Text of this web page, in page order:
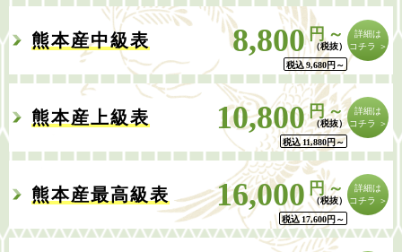
熊本産中級表 8,800 円～
税込9,680円 ～
詳細は
コチラ ＞
熊本産上級表 10,800円～
税込11,880円～
詳細は
コチラ ＞
熊本産最高級表 16,000 円～
税込 17,600円 ～
詳細は
コチラ ＞